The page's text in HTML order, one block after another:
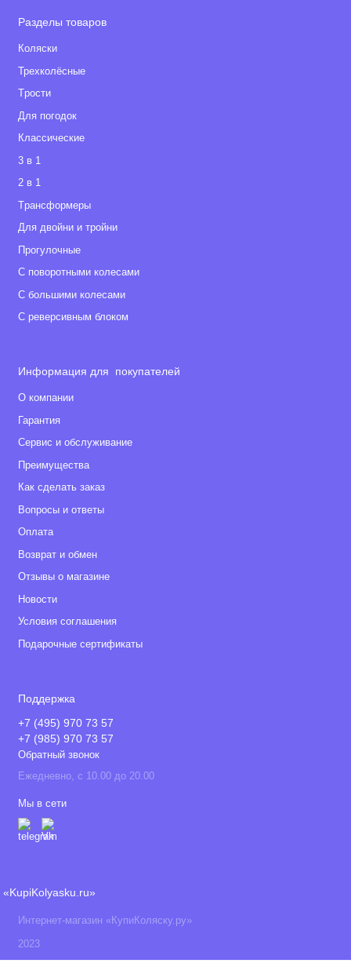
Разделы товаров
Коляски
Трехколёсные
Tрости
Для погодок
Классические
3 в 1
2 в 1
Tрансформеры
Для двойни и тройни
Прогулочные
С поворотными колесами
С большими колесами
С реверсивным блоком
Информация для покупателей
О компании
Гарантия
Сервис и обслуживание
Преимущества
Как сделать заказ
Вопросы и ответы
Оплата
Возврат и обмен
Отзывы о магазине
Новости
Условия соглашения
Подарочные сертификаты
Поддержка
+7 (495) 970 73 57
+7 (985) 970 73 57
Обратный звонок
Ежедневно, с 10.00 до 20.00
Мы в сети
«KupiKolyasku.ru»
Интернет-магазин «КупиКоляску.ру»
2023